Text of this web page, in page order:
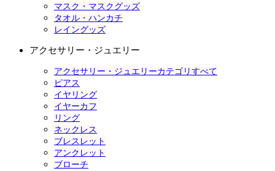
マスク・マスクグッズ
タオル・ハンカチ
レイングッズ
アクセサリー・ジュエリー
アクセサリー・ジュエリーカテゴリすべて
ピアス
イヤリング
イヤーカフ
リング
ネックレス
ブレスレット
アンクレット
ブローチ